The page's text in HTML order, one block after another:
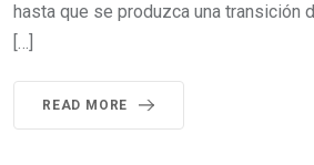
hasta que se produzca una transición
[…]
READ MORE